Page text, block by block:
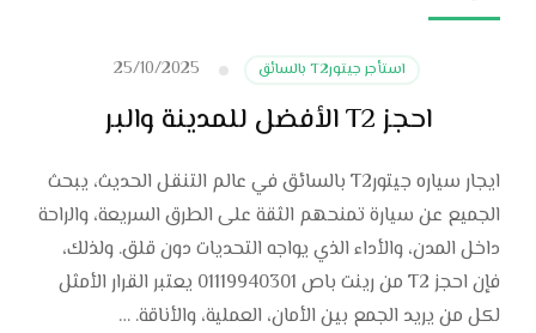
استأجر جيتورT2 بالسائق 25/10/2025
احجز T2 الأفضل للمدينة والبر
ايجار سياره جيتورT2 بالسائق في عالم التنقل الحديث، يبحث
الجميع عن سيارة تمنحهم الثقة على الطرق السريعة، والراحة
داخل المدن، والأداء الذي يواجه التحديات دون قلق. ولذلك،
فإن احجز T2 من رينت باص 01119940301 يعتبر القرار الأمثل
لكل من يريد الجمع بين الأمان، العملية، والأناقة. …